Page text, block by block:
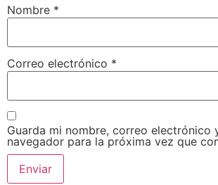
Nombre *
Correo electrónico *
Guarda mi nombre, correo electrónico
navegador para la próxima vez que